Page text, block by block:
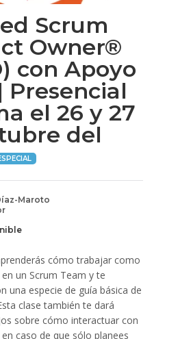
Scrum
Owner®
con Apoyo
Presencial
el 26 y 27
del
Maroto
cómo trabajar como
un Scrum Team y te
una especie de guía básica de
clase también te dará
sobre cómo interactuar con
caso de que sólo planees